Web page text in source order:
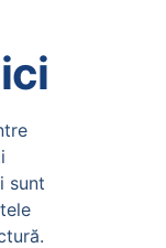
sunt